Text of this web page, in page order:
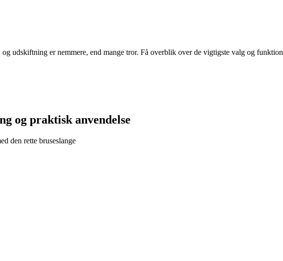
udskiftning er nemmere, end mange tror. Få overblik over de vigtigste valg og
og praktisk anvendelse
den rette bruseslange